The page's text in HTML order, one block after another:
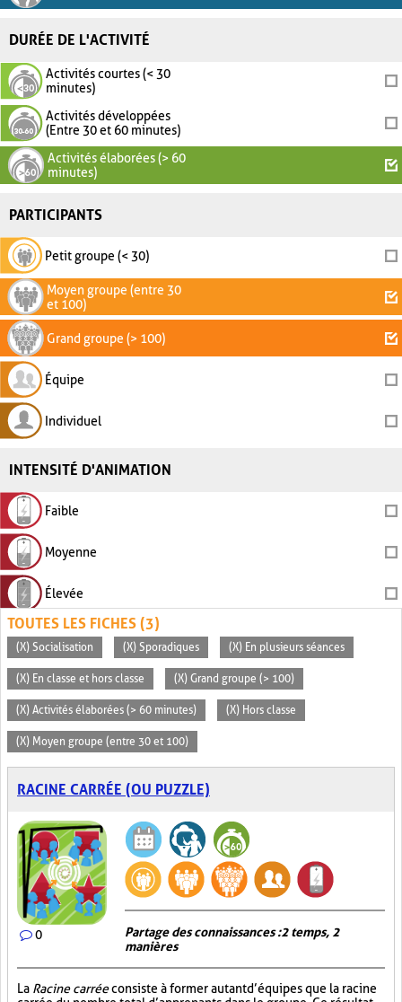
DURÉE DE L'ACTIVITÉ
Activités courtes (< 30
minutes)
Activités développées
(Entre 30 et 60 minutes)
Activités élaborées (> 60
minutes)
PARTICIPANTS
Petit groupe (< 30)
Moyen groupe (entre 30
et 100)
Grand groupe (> 100)
Équipe
Individuel
INTENSITÉ D'ANIMATION
Faible
Moyenne
Élevée
TOUTES LES FICHES (3)
(X) Socialisation (X) Sporadiques (X) En plusieurs séances
(X) En classe et hors classe (X) Grand groupe (> 100)
(X) Activités élaborées (> 60 minutes) (X) Hors classe
(X) Moyen groupe (entre 30 et 100)
RACINE CARRÉE (OU PUZZLE)
0
Partage des connaissances : 2 temps, 2
manières
La Racine carréeconsiste à former autant d’équipes que la racine